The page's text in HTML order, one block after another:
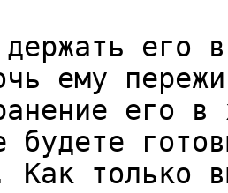
его
ему
его
будете
Как только